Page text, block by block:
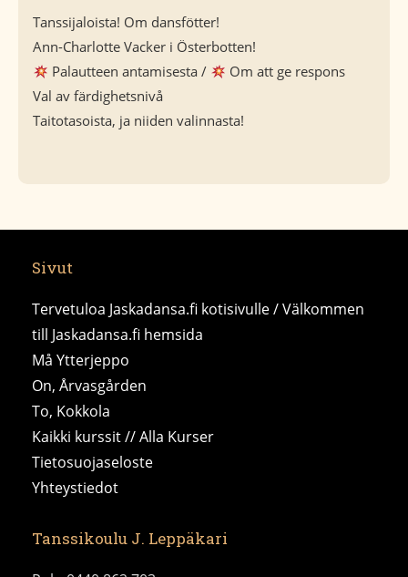
Tanssijaloista! Om dansfötter!
Ann-Charlotte Vacker i Österbotten!
Palautteen antamisesta /
Om att ge respons
Val av färdighetsnivå
Taitotasoista, ja niiden valinnasta!
Sivut
Tervetuloa Jaskadansa.fi kotisivulle / Välkommen
till Jaskadansa.fi hemsida
Må Ytterjeppo
On, Årvasgården
To, Kokkola
Kaikki kurssit // Alla Kurser
Tietosuojaseloste
Yhteystiedot
Tanssikoulu J. Leppäkari